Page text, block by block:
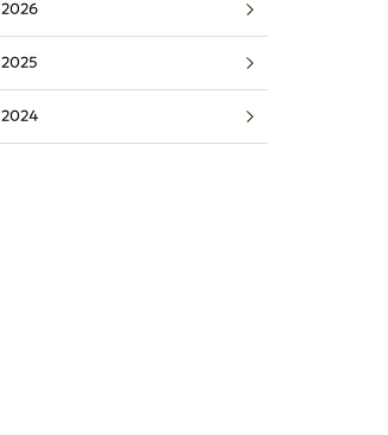
2026
2025
2024